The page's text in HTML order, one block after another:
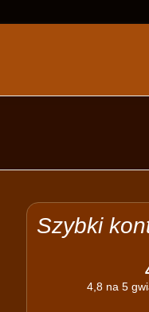
Szybki
4,8 na 5